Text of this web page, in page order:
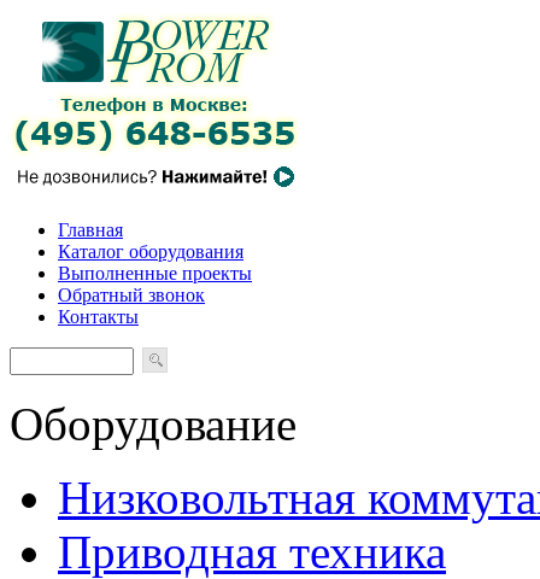
Главная
Каталог оборудования
Выполненные проекты
Обратный звонок
Контакты
Оборудование
Низковольтная
Приводная техника